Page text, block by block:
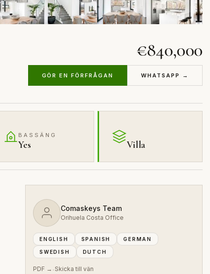
€840,000
GÖR EN FÖRFRÅGAN WHATSAPP →
BASSÄNG
Yes Villa
Comaskeys Team
Orihuela Costa Office
ENGLISH SPANISH GERMAN
SWEDISH DUTCH
PDF → · Skicka till vän